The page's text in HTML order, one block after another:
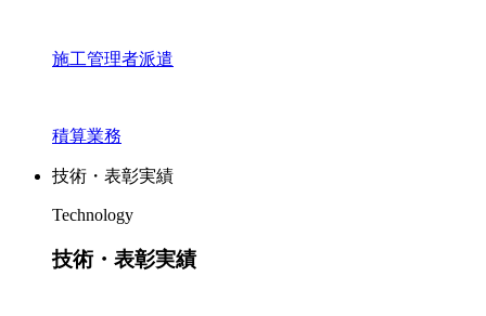
施工管理者派遣
積算業務
技術・表彰実績
Technology
技術・表彰実績